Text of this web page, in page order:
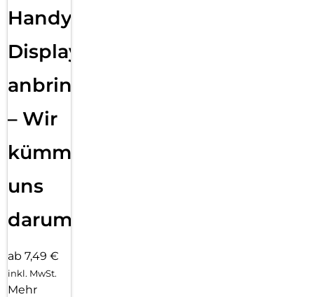
Handy
Displayfolie
anbringen
– Wir
kümmern
uns
darum!
ab 7,49 €
inkl. MwSt.
Mehr